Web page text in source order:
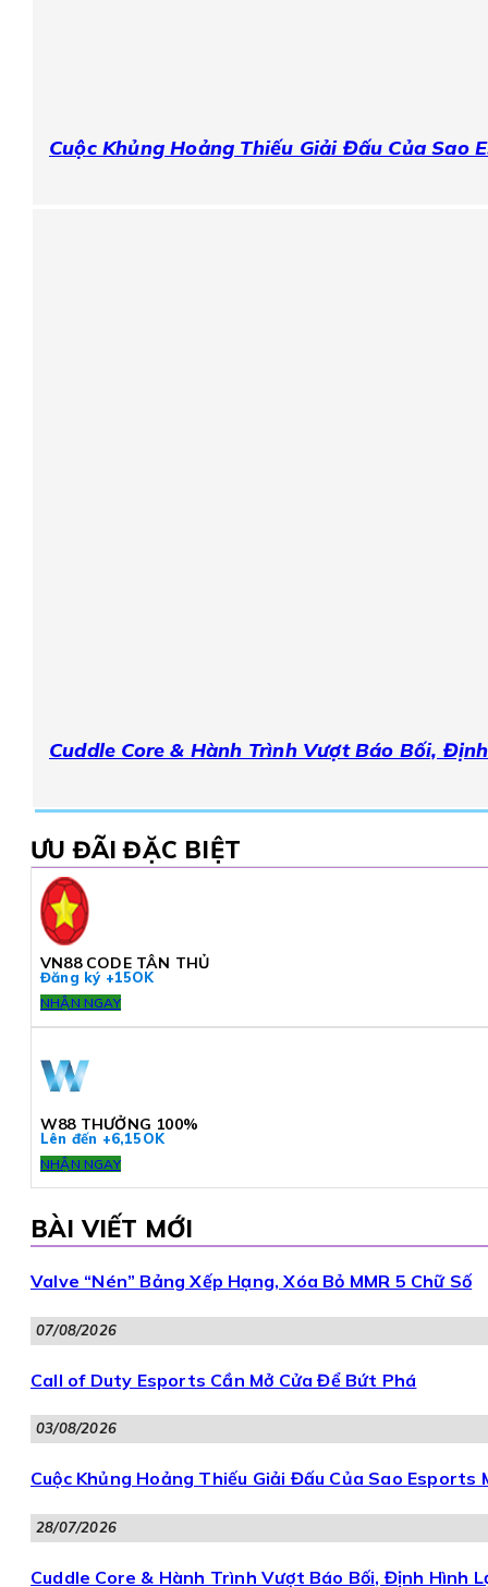
Cuộc Khủng Hoảng Thiếu Giải Đấu Của Sao
Cuddle Core & Hành Trình Vượt Báo Bối,
ƯU ĐÃI ĐẶC BIỆT
VN88 CODE TÂN THỦ
Đăng ký +15OK
NHẬN NGAY
W88 THƯỞNG 100%
Lên đến +6,15OK
NHẬN NGAY
BÀI VIẾT MỚI
Valve “Nén” Bảng Xếp Hạng, Xóa Bỏ MMR 5 Chữ Số
07/08/2026
Call of Duty Esports Cần Mở Cửa Để Bứt Phá
03/08/2026
Cuộc Khủng Hoảng Thiếu Giải Đấu Của Sao Esports
28/07/2026
Cuddle Core & Hành Trình Vượt Báo Bối, Định Hình